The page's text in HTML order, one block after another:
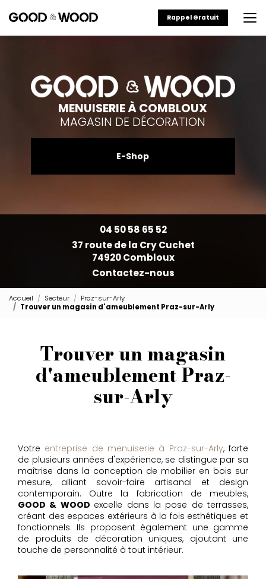
au
principal
Rappel Gratuit
MENUISERIE À COMBLOUX
MAGASIN DE DÉCORATION
E-Shop
04 50 58 65 52
37 route de la Cry Cuchet
74920 Combloux
Contactez-nous
Accueil Secteur
Praz-sur-Arly
Trouver un magasin d'ameublement Praz-sur-Arly
Trouver un magasin
d'ameublement Praz-
sur-Arly
Votre entreprise de menuiserie à Praz-sur-Arly, forte
de plusieurs années d'expérience, se distingue par sa
maîtrise dans la conception de mobilier en bois sur
mesure, alliant savoir-faire artisanal et design
contemporain. Outre la fabrication de meubles,
GOOD & WOOD excelle dans la pose de terrasses,
créant des espaces extérieurs à la fois esthétiques et
fonctionnels. Ils proposent également une gamme
de produits de décoration uniques, ajoutant une
touche de personnalité à tout intérieur.